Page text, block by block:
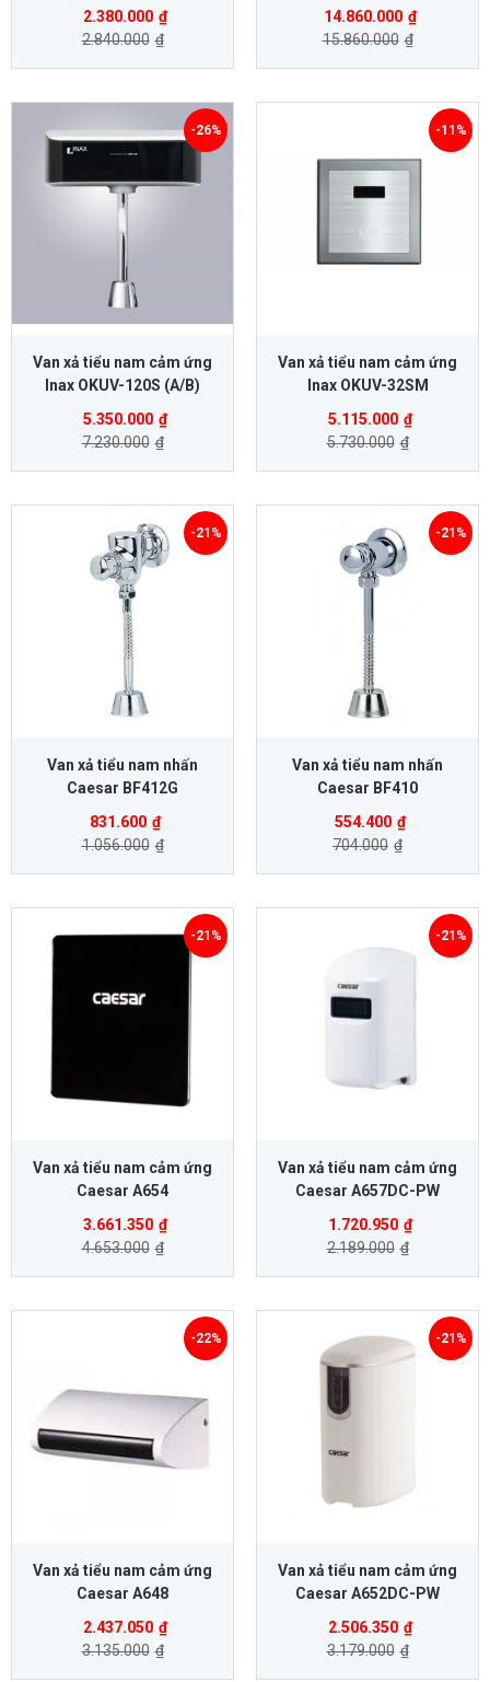
2.380.000 ₫
2.840.000 ₫
14.860.000 ₫
15.860.000 ₫
Van xả tiểu nam cảm ứng
Inax OKUV-120S (A/B)
5.350.000 ₫
7.230.000 ₫
-26%
Van xả tiểu nam cảm ứng
Inax OKUV-32SM
5.115.000 ₫
5.730.000 ₫
-11%
Van xả tiểu nam nhấn
Caesar BF412G
831.600 ₫
1.056.000 ₫
-21%
Van xả tiểu nam nhấn
Caesar BF410
554.400 ₫
704.000 ₫
-21%
Van xả tiểu nam cảm ứng
Caesar A654
3.661.350 ₫
4.653.000 ₫
-21%
Van xả tiểu nam cảm ứng
Caesar A657DC-PW
1.720.950 ₫
2.189.000 ₫
-21%
Van xả tiểu nam cảm ứng
Caesar A648
2.437.050 ₫
3.135.000 ₫
-22%
Van xả tiểu nam cảm ứng
Caesar A652DC-PW
2.506.350 ₫
3.179.000 ₫
-21%